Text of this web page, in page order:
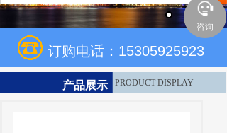
订购电话：15305925923
PRODUCT DISPLAY
产品展示
咨询